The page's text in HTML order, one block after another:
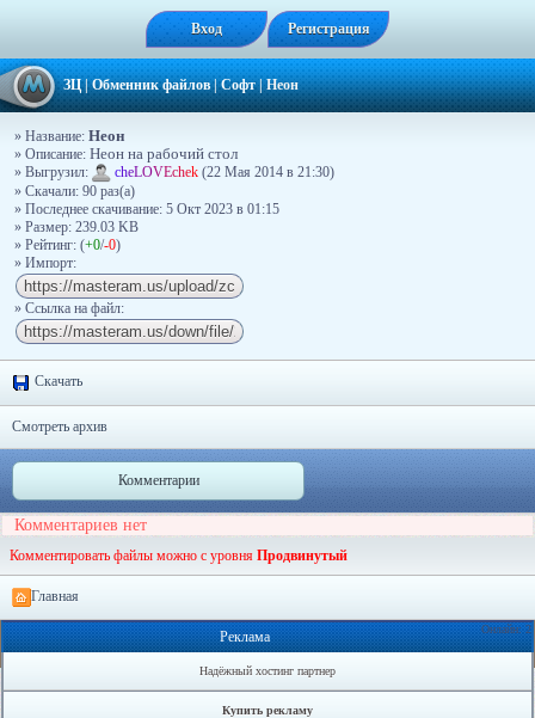
Вход Регистрация
ЗЦ|Обменник файлов|Софт|Неон
» Название: Неон
» Описание: Неон на рабочий стол
» Выгрузил:
cheLOVEchek (22 Мая 2014 в 21:30)
» Скачали: 90 раз(a)
» Последнее скачивание: 5 Окт 2023 в 01:15
» Размер: 239.03 KB
» Рейтинг: (+0/-0)
» Импорт:
» Ссылка на файл:
Скачать
Смотреть архив
Комментарии
Комментариев нет
Комментировать файлы можно с уровня Продвинутый
Главная
Онлайн: 2
Реклама
Надёжный хостинг партнер
Купить рекламу